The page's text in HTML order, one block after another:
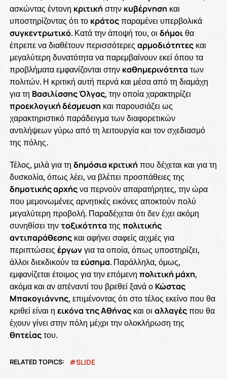
ασκώντας έντονη κριτική στην κυβέρνηση και
υποστηρίζοντας ότι το κράτοςπαραμένει υπερβολικά
συγκεντρωτικό. Κατά την άποψή του, οι δήμοιθα
έπρεπε να διαθέτουν περισσότερες αρμοδιότητεςκαι
μεγαλύτερη δυνατότητα να παρεμβαίνουν εκεί όπου τα
προβλήματα εμφανίζονται στην καθημερινότητα των
πολιτών. Η κριτική αυτή περνά και μέσα από τη διαμάχη
για τη Βασιλίσσης Όλγας, την οποία χαρακτηρίζει
προεκλογική δέσμευση και παρουσιάζει ως
χαρακτηριστικό παράδειγμα των διαφορετικών
αντιλήψεων γύρω από τη λειτουργία και τον σχεδιασμό
της πόλης.
Τέλος, μιλά για τη δημόσια κριτική που δέχεται και για τη
δυσκολία, όπως λέει, να βλέπει προσπάθειες της
δημοτικής αρχήςνα περνούν απαρατήρητες, την ώρα
που μεμονωμένες αρνητικές εικόνες αποκτούν πολύ
μεγαλύτερη προβολή. Παραδέχεται ότι δεν έχει ακόμη
συνηθίσει τηντοξικότητα της πολιτικής
αντιπαράθεσηςκαι αφήνει σαφείς αιχμές για
περιπτώσεις έργωνγια τα οποία, όπως υποστηρίζει,
άλλοι διεκδικούν ταεύσημα. Παράλληλα, όμως,
εμφανίζεται έτοιμος για την επόμενη πολιτική μάχη,
ακόμα και αν απέναντί του βρεθεί ξανά ο Κώστας
Μπακογιάννης, επιμένοντας ότι στο τέλος εκείνο που θα
κριθεί είναι η εικόνα της Αθήναςκαι οι αλλαγέςπου θα
έχουν γίνει στην πόλη μέχρι την ολοκλήρωση της
θητείαςτου.
RELATED TOPICS: SLIDE